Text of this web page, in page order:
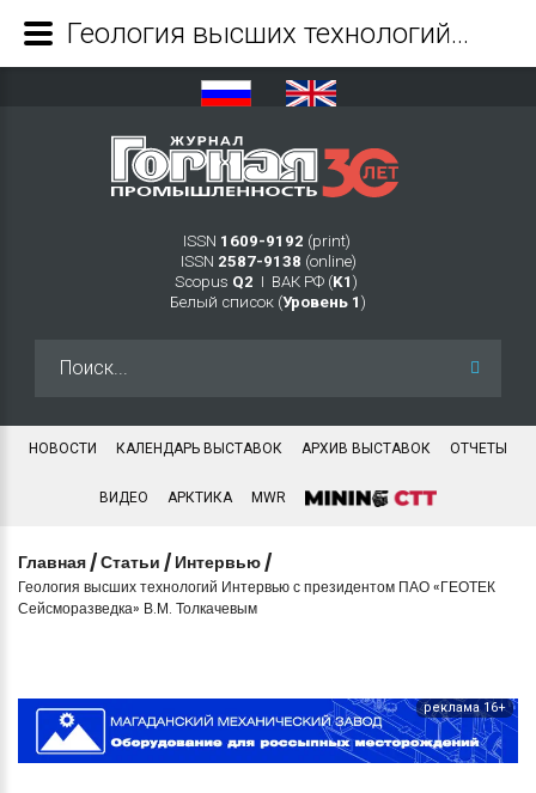
ISSN 1609-9192 (print)
ISSN 2587-9138 (online)
Scopus Q2 Ι ВАК РФ (K1 )
Белый список (Уровень 1 )
НОВОСТИ КАЛЕНДАРЬ ВЫСТАВОК АРХИВ ВЫСТАВОК ОТЧЕТЫ
ВИДЕО АРКТИКА MWR
Главная /Статьи / Интервью /
Геология высших технологий Интервью с президентом ПАО «ГЕОТЕК
Сейсморазведка» В.М. Толкачевым
реклама 16+
Геология высших технологий Интервью с президентом ПАО «ГЕОТЕК Сейсморазведка» В.М. Толкачевым - Журнал Горная промышленность